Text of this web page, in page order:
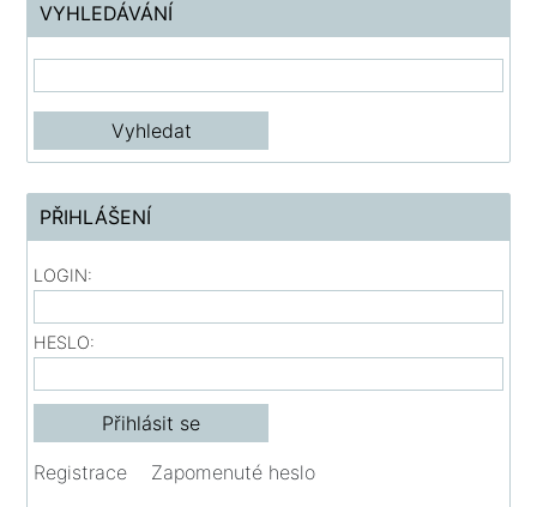
VYHLEDÁVÁNÍ
PŘIHLÁŠENÍ
LOGIN:
HESLO:
Registrace Zapomenuté heslo